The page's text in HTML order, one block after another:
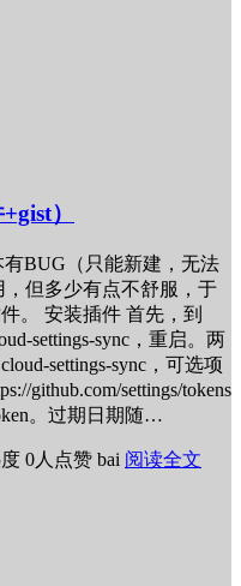
）
BUG（只能新建，无法
但多少有点不舒服，于
。 安装插件 首先，到
settings-sync，重启。两
settings-sync，可选项
github.com/settings/tokens
。过期日期随…
0人点赞 bai 阅读全文